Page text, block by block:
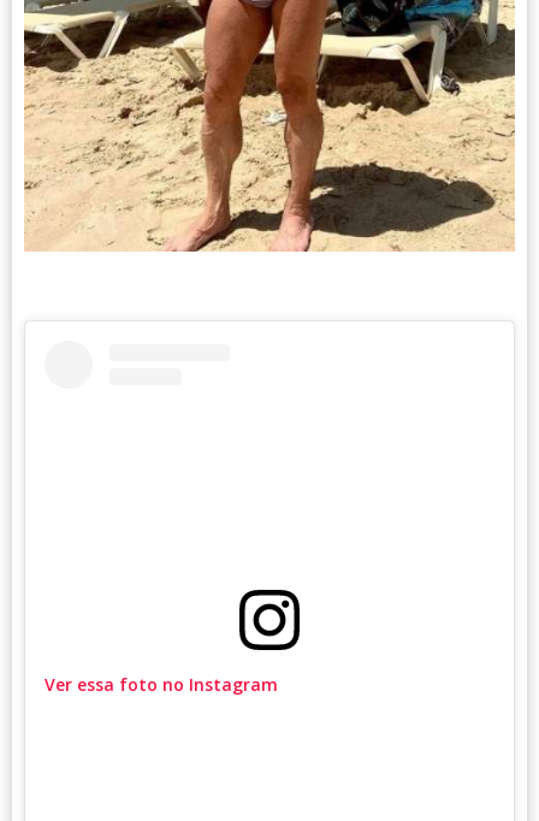
Ver essa foto no Instagram